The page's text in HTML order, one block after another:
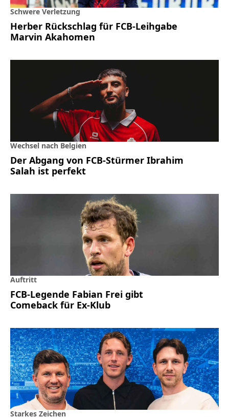
Schwere Verletzung
Herber Rückschlag für FCB-Leihgabe
Marvin Akahomen
Wechsel nach Belgien
Der Abgang von FCB-Stürmer Ibrahim
Salah ist perfekt
Auftritt
FCB-Legende Fabian Frei gibt
Comeback für Ex-Klub
Starkes Zeichen